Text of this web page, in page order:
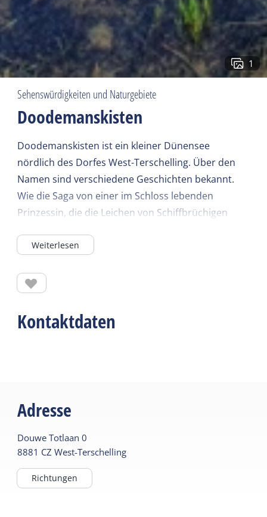
1
Sehenswürdigkeiten und Naturgebiete
Doodemanskisten
Doodemanskisten ist ein kleiner Dünensee
nördlich des Dorfes West-Terschelling. Über den
Namen sind verschiedene Geschichten bekannt.
Wie die Saga von einer im Schloss lebenden
Prinzessin, die die Leichen von Schiffbrüchigen
trockengelegten Burggraben zu begraben.
es ein schönes und ruhiges Plätzchen im Wald. Im
Winter mit Schnee und Eis ist es malerisch.
Weiterlesen
Kontaktdaten
Adresse
Douwe Totlaan 0
8881 CZ West-Terschelling
Richtungen